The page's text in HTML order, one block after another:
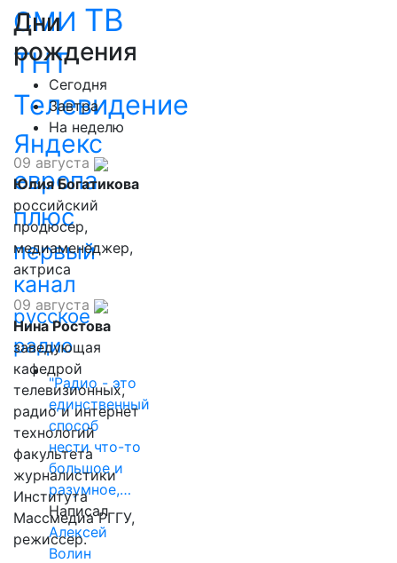
СМИ ТВ
ТНТ
Телевидение
Яндекс
европа
плюс
первый
канал
русское
радио
"Радио - это
единственный
способ
нести что-то
большое и
разумное,…
Написал
Алексей
Волин
Дни
рождения
Сегодня
Завтра
На неделю
09 августа
Юлия Богатикова
российский
продюсер,
медиаменеджер,
актриса
09 августа
Нина Ростова
заведующая
кафедрой
телевизионных,
радио и интернет
технологий
факультета
журналистики
Института
Массмедиа РГГУ,
режиссер.